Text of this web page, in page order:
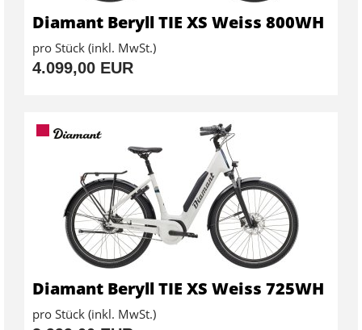
Diamant Beryll TIE XS Weiss 800WH
pro Stück (inkl. MwSt.)
4.099,00 EUR
Diamant Beryll TIE XS Weiss 725WH
pro Stück (inkl. MwSt.)